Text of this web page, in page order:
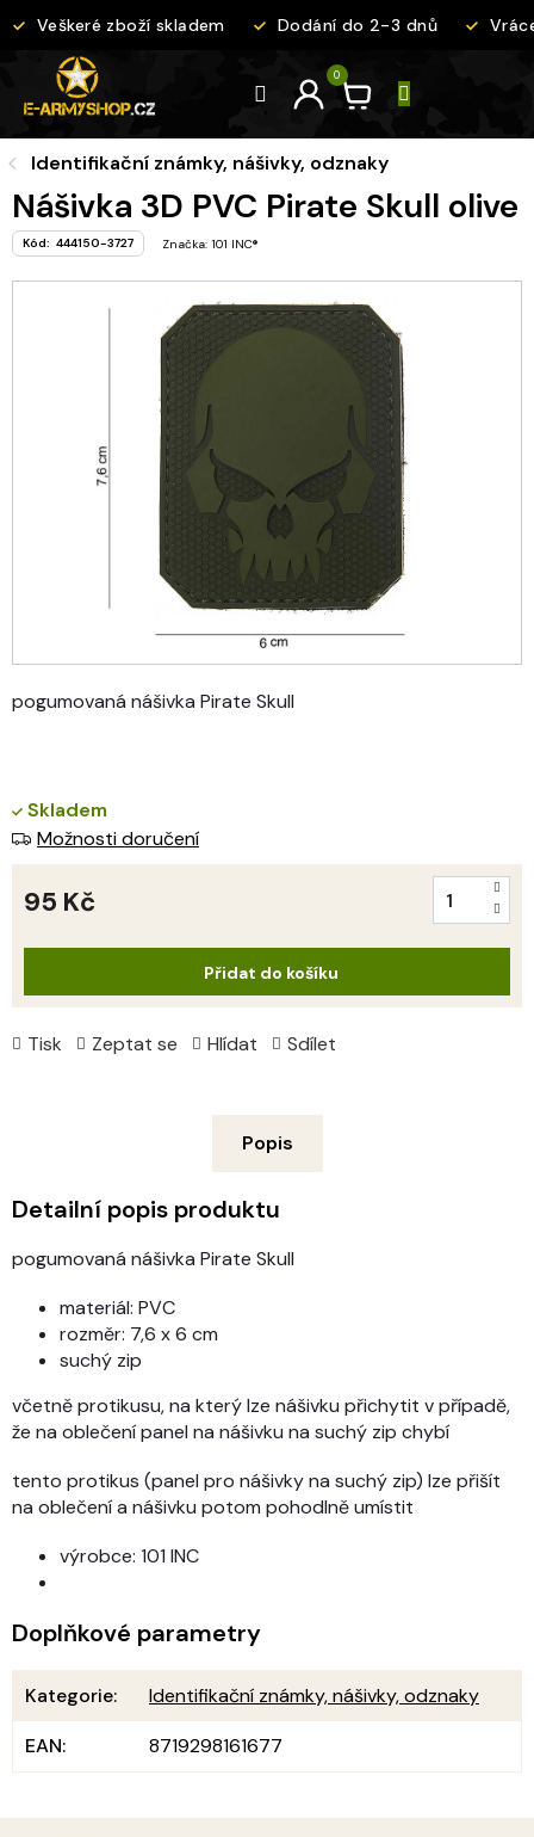
na
Veškeré zboží skladem Dodání do 2-3 dnů
Identifikační známky, nášivky, odznaky
Nášivka 3D PVC Pirate Skull olive
Kód: 444150-3727 Značka: 101 INC®
pogumovaná nášivka Pirate Skull
Tisk Zeptat se Hlídat Sdílet
Skladem
Možnosti doručení
95 Kč
Přidat do košíku
Popis
Detailní popis produktu
pogumovaná nášivka Pirate Skull
materiál: PVC
rozměr: 7,6 x 6 cm
suchý zip
včetně protikusu, na který lze nášivku přichytit v případě,
že na oblečení panel na nášivku na suchý zip chybí
tento protikus (panel pro nášivky na suchý zip) lze přišít
na oblečení a nášivku potom pohodlně umístit
výrobce: 101 INC
Doplňkové parametry
Kategorie:
Identifikační známky, nášivky, odznaky
EAN: 8719298161677